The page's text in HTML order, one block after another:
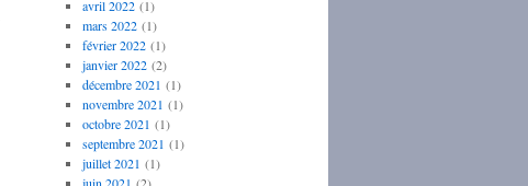
avril 2022(1)
mars 2022(1)
février 2022(1)
janvier 2022(2)
décembre 2021 (1)
novembre 2021 (1)
octobre 2021 (1)
septembre 2021 (1)
juillet 2021 (1)